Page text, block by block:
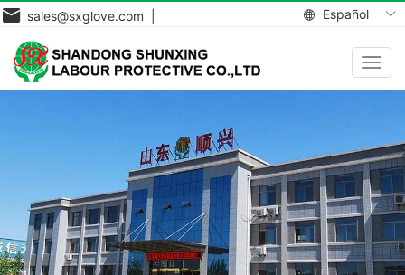
Español
sales@sxglove.com |